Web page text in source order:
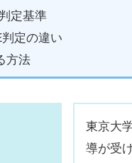
定基準
定の違い
方法
東京大
導が受